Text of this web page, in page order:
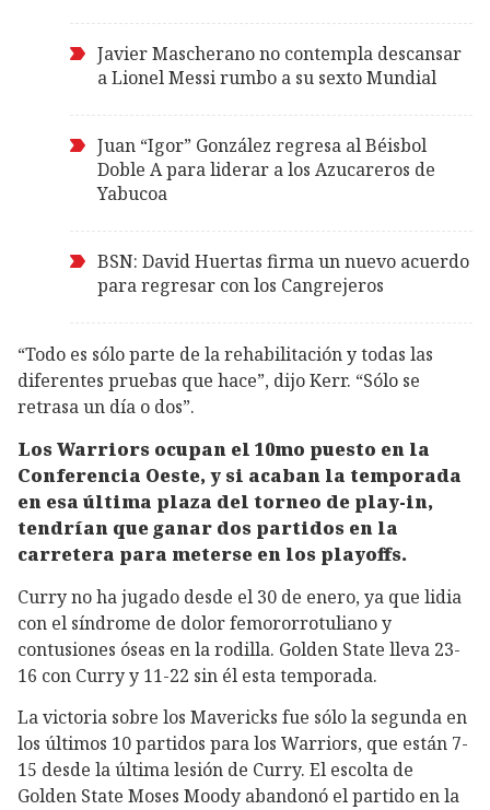
Javier Mascherano no contempla descansar
a Lionel Messi rumbo a su sexto Mundial
Juan “Igor” González regresa al Béisbol
Doble A para liderar a los Azucareros de
Yabucoa
BSN: David Huertas firma un nuevo acuerdo
para regresar con los Cangrejeros
“Todo es sólo parte de la rehabilitación y todas las
diferentes pruebas que hace”, dijo Kerr. “Sólo se
retrasa un día o dos”.
Los Warriors ocupan el 10mo puesto en la
Conferencia Oeste, y si acaban la temporada
en esa última plaza del torneo de play-in,
tendrían que ganar dos partidos en la
carretera para meterse en los playoffs.
Curry no ha jugado desde el 30 de enero, ya que lidia
con el síndrome de dolor femororrotuliano y
contusiones óseas en la rodilla. Golden State lleva 23-
16 con Curry y 11-22 sin él esta temporada.
La victoria sobre los Mavericks fue sólo la segunda en
los últimos 10 partidos para los Warriors, que están 7-
15 desde la última lesión de Curry. El escolta de
Golden State Moses Moody abandonó el partido en la